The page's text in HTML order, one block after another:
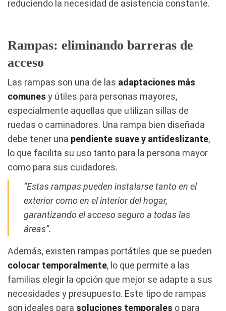
reduciendo la necesidad de asistencia constante.
Rampas: eliminando barreras de
acceso
Las rampas son una de las adaptaciones más
comunes y útiles para personas mayores,
especialmente aquellas que utilizan sillas de
ruedas o caminadores. Una rampa bien diseñada
debe tener una pendiente suave y antideslizante,
lo que facilita su uso tanto para la persona mayor
como para sus cuidadores.
“Estas rampas pueden instalarse tanto en el
exterior como en el interior del hogar,
garantizando el acceso seguro a todas las
áreas”.
Además, existen rampas portátiles que se pueden
colocar temporalmente, lo que permite a las
familias elegir la opción que mejor se adapte a sus
necesidades y presupuesto. Este tipo de rampas
son ideales para soluciones temporales o para